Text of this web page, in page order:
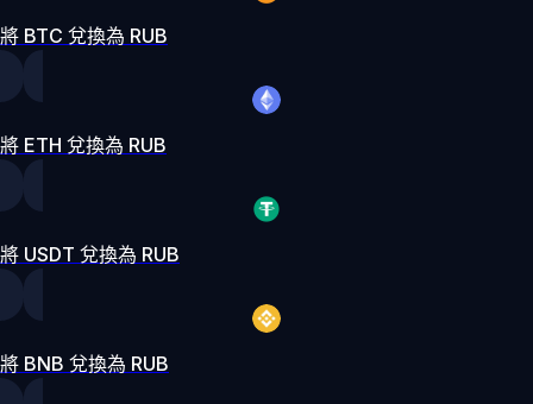
將 BTC 兌換為 RUB
將 ETH 兌換為 RUB
將 USDT 兌換為 RUB
將 BNB 兌換為 RUB